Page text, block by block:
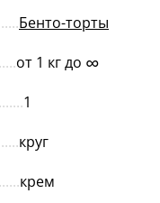
Бенто-торты
от 1 кг до ∞
1
круг
крем